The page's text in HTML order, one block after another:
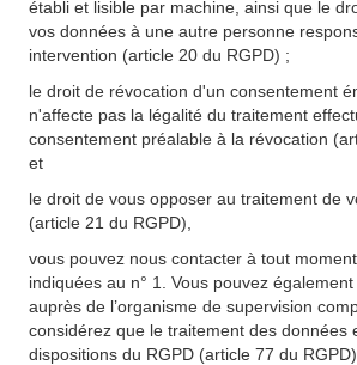
établi et lisible par machine, ainsi que le
vos données à une autre personne
intervention (article 20 du RGPD) ;
le droit de révocation d'un consentement
n'affecte pas la légalité du traitement
consentement préalable à la révocation
et
le droit de vous opposer au traitement de
(article 21 du RGPD),
vous pouvez nous contacter à tout
indiquées au n° 1. Vous pouvez
auprès de l’organisme de supervision
considérez que le traitement des données
dispositions du RGPD (article 77 du RGPD).